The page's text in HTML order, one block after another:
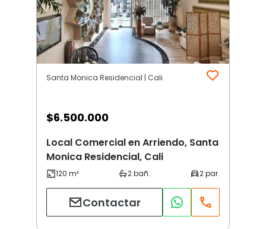
Santa Monica Residencial | Cali
$6.500.000
Local Comercial en Arriendo, Santa
Monica Residencial, Cali
Contactar